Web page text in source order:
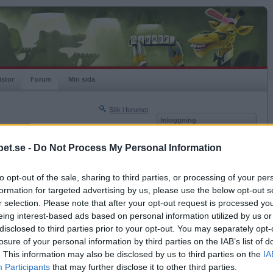
- Do Not Process My Personal Information
opt-out of the sale, sharing to third parties, or processing of your
for targeted advertising by us, please use the below opt-out
selection. Please note that after your opt-out request is processed
interest-based ads based on personal information utilized by us
to third parties prior to your opt-out. You may separately
of your personal information by third parties on the IAB’s list of
This information may also be disclosed by us to third parties on the
Participants that may further disclose it to other third parties.
Forum Min sida
Sök i forumet
Nästa sida »
2008-09-18 22:34
Inloggning
Kom ihåg mig
Glömt ditt lösenord?
Få ny aktiveringslänk
Betapet är gratis!